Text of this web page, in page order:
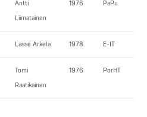
Antti
Liimatainen
1976 PaPu
Lasse Arkela 1978 E-IT
Tomi
Raatikainen
1976 PorHT